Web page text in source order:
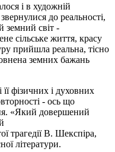
і в художній
до реальності,
земний світ -
сільське життя, красу
прийшла реальна, тісно
земних бажань
фізичних і духовних
- ось що
«Який довершений
трагедії В. Шекспіра,
літератури.